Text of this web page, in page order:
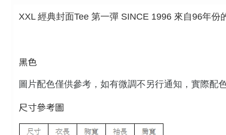
XXL 經典封面Tee 第一彈 SINCE 1996 來自96年份
黑色
圖片配色僅供參考，如有微調不另行通知，實際配
尺寸參考圖